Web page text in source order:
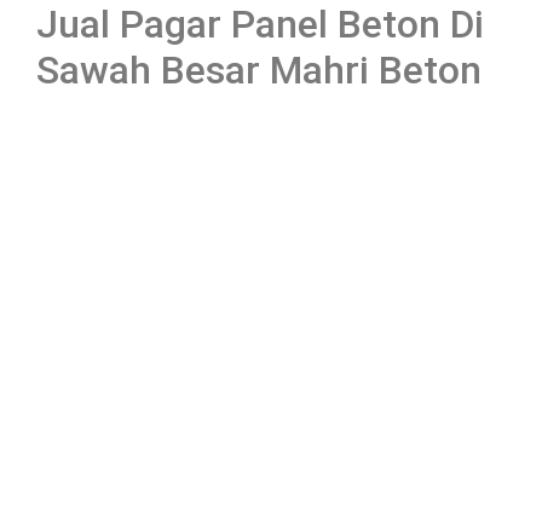
Jual Pagar Panel Beton Di
Sawah Besar Mahri Beton